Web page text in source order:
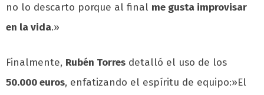
no lo descarto porque al final me gusta improvisar
en la vida.»
Finalmente, Rubén Torres detalló el uso de los
50.000 euros, enfatizando el espíritu de equipo:»El